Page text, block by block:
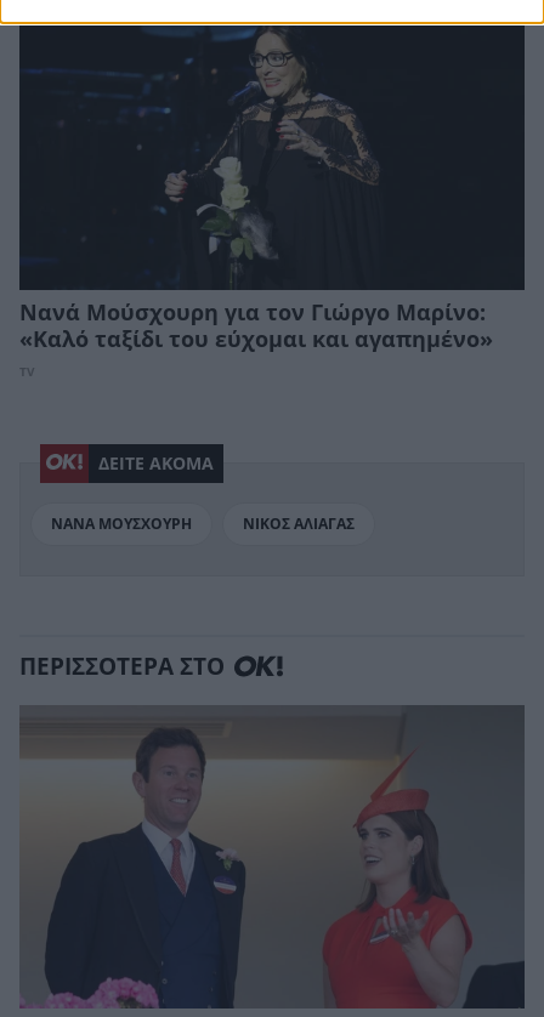
Νανά Μούσχουρη για τον Γιώργο Μαρίνο:
«Καλό ταξίδι του εύχομαι και αγαπημένο»
TV
ΔΕΙΤΕ ΑΚΟΜΑ
ΝΑΝΑ ΜΟΥΣΧΟΥΡΗ ΝΙΚΟΣ ΑΛΙΑΓΑΣ
ΠΕΡΙΣΣΟΤΕΡΑ ΣΤΟ